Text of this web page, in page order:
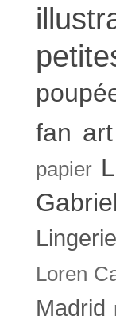
fan art
papier
Lingerie
Loren
Madrid